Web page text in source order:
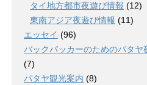
タイ地方都市夜遊び情報 (12)
東南アジア夜遊び情報 (11)
エッセイ (96)
バックパッカーのためのパタヤ
(7)
パタヤ観光案内 (8)